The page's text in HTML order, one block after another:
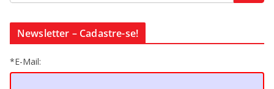
Newsletter – Cadastre-se!
*E-Mail: